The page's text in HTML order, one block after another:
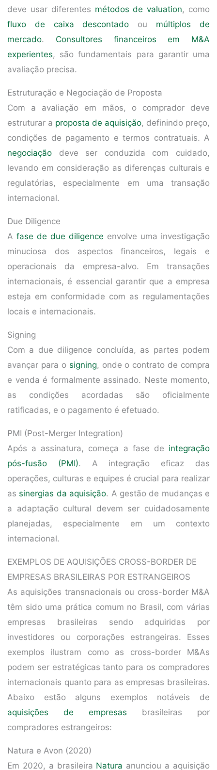
deve usar diferentes métodos de valuation, como
fluxo de caixa descontado ou múltiplos de
mercado. Consultores financeiros em M&A
experientes, são fundamentais para garantir uma
avaliação precisa.
Estruturação e Negociação de Proposta
Com a avaliação em mãos, o comprador deve
estruturar a proposta de aquisição, definindo preço,
condições de pagamento e termos contratuais. A
negociação deve ser conduzida com cuidado,
levando em consideração as diferenças culturais e
regulatórias, especialmente em uma transação
internacional.
Due Diligence
A fase de due diligence envolve uma investigação
minuciosa dos aspectos financeiros, legais e
operacionais da empresa-alvo. Em transações
internacionais, é essencial garantir que a empresa
esteja em conformidade com as regulamentações
locais e internacionais.
Signing
Com a due diligence concluída, as partes podem
avançar para o signing, onde o contrato de compra
e venda é formalmente assinado. Neste momento,
as condições acordadas são oficialmente
ratificadas, e o pagamento é efetuado.
PMI (Post-Merger Integration)
Após a assinatura, começa a fase de integração
pós-fusão (PMI). A integração eficaz das
operações, culturas e equipes é crucial para realizar
as sinergias da aquisição. A gestão de mudanças e
a adaptação cultural devem ser cuidadosamente
planejadas, especialmente em um contexto
internacional.
EXEMPLOS DE AQUISIÇÕES CROSS-BORDER DE
EMPRESAS BRASILEIRAS POR ESTRANGEIROS
As aquisições transnacionais ou cross-border M&A
têm sido uma prática comum no Brasil, com várias
empresas brasileiras sendo adquiridas por
investidores ou corporações estrangeiras. Esses
exemplos ilustram como as cross-border M&As
podem ser estratégicas tanto para os compradores
internacionais quanto para as empresas brasileiras.
Abaixo estão alguns exemplos notáveis de
aquisições de empresas brasileiras por
compradores estrangeiros:
Natura e Avon (2020)
Em 2020, a brasileira Natura anunciou a aquisição